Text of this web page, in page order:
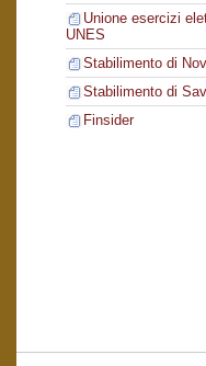
Unione esercizi
UNES
Stabilimento di
Stabilimento di
Finsider